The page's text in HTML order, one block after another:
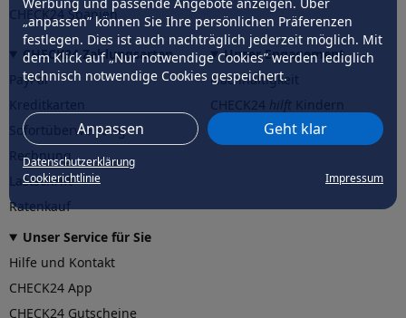
„anpassen” können Sie Ihre persönlichen Präferenzen
festlegen. Dies ist auch nachträglich jederzeit möglich. Mit
dem Klick auf „Nur notwendige Cookies” werden lediglich
technisch notwendige Cookies gespeichert.
Anpassen Geht klar
Datenschutzerklärung
Cookierichtlinie
Impressum
CHECK24 Spanien
CHECK24 Zahlungsarten
PayPal
Sofortüberweisung
Rechnung
Lastschrift
Ratenkauf
Unser Engagement
Nachhaltigkeit
CHECK24hilftder Natur
Unser Service für Sie
Hilfe und Kontakt
CHECK24 App
CHECK24 Gutscheine